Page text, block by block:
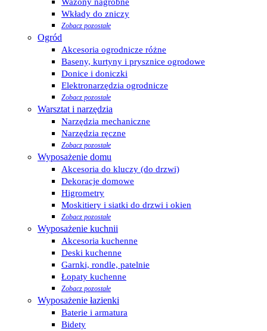
Wkłady do zniczy
Zobacz pozostałe
Ogród
Akcesoria ogrodnicze różne
Baseny, kurtyny i prysznice ogrodowe
Donice i doniczki
Elektronarzędzia ogrodnicze
Zobacz pozostałe
Warsztat i narzędzia
Narzędzia mechaniczne
Narzędzia ręczne
Zobacz pozostałe
Wyposażenie domu
Akcesoria do kluczy (do drzwi)
Dekoracje domowe
Higrometry
Moskitiery i siatki do drzwi i okien
Zobacz pozostałe
Wyposażenie kuchnii
Akcesoria kuchenne
Deski kuchenne
Garnki, rondle, patelnie
Łopaty kuchenne
Zobacz pozostałe
Wyposażenie łazienki
Baterie i armatura
Bidety